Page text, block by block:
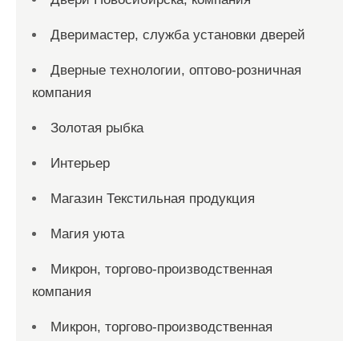
Дверимастер, служба установки дверей
Дверные технологии, оптово-розничная
компания
Золотая рыбка
Интерьер
Магазин Текстильная продукция
Магия уюта
Микрон, торгово-производственная
компания
Микрон, торгово-производственная